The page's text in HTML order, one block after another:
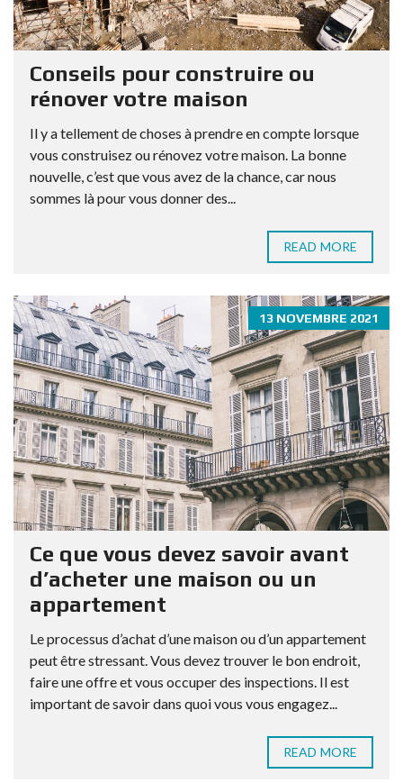
Conseils pour construire ou
rénover votre maison
Il y a tellement de choses à prendre en compte lorsque
vous construisez ou rénovez votre maison. La bonne
nouvelle, c’est que vous avez de la chance, car nous
sommes là pour vous donner des...
READ MORE
13 NOVEMBRE 2021
Ce que vous devez savoir avant
d’acheter une maison ou un
appartement
Le processus d’achat d’une maison ou d’un appartement
peut être stressant. Vous devez trouver le bon endroit,
faire une offre et vous occuper des inspections. Il est
important de savoir dans quoi vous vous engagez...
READ MORE